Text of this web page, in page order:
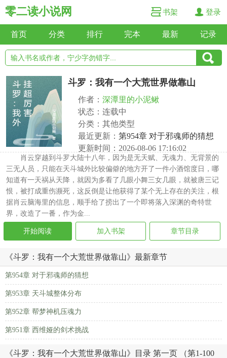
零二读小说网 书架 登录
首页 分类 排行 完本 最新 记录
斗罗：我有一个大荒世界做靠山
作者： 深潭里的小泥鳅
状态：连载中
分类：其他类型
最近更新： 第954章 对于邪魂师的猜想
更新时间：2026-08-06 17:16:02
肖云穿越到斗罗大陆十八年，因为是无天赋、无魂力、无背景的
三无人员，只能在天斗城外比较偏僻的地方开了一件小酒馆度日，哪
知道有一天祸从天降，就因为多看了几眼小舞三女几眼，就被唐三记
恨，被打成重伤濒死，这反倒是让他获得了某个无上存在的关注，根
据肖云脑海里的信息，顺手给了捞出了一个即将落入深渊的奇特世
界，改造了一番，作为金...
开始阅读 加入书架 章节目录
《斗罗：我有一个大荒世界做靠山》最新章节
第954章 对于邪魂师的猜想
第953章 天斗城整体分布
第952章 帮梦神机压魂力
第951章 西维娅的剑术挑战
《斗罗：我有一个大荒世界做靠山》目录 第一页 （第1-100